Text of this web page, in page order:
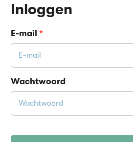
Inloggen
E-mail*
Wachtwoord